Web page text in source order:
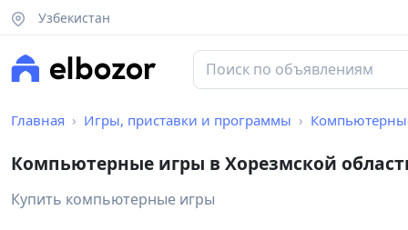
Узбекистан
Главная Игры, приставки и программы
Компьютерные игры в Хорезмской
Купить компьютерные игры